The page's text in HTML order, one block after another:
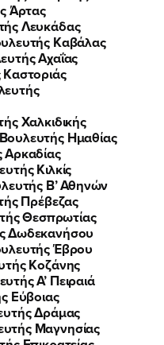
Άρτας
Λευκάδας
Καβάλας
Αχαΐας
Χαλκιδικής
Ημαθίας
Κιλκίς
Β’ Αθηνών
Πρέβεζας
Θεσπρωτίας
Δωδεκανήσου
Έβρου
Κοζάνης
Α’ Πειραιά
Εύβοιας
Δράμας
Μαγνησίας